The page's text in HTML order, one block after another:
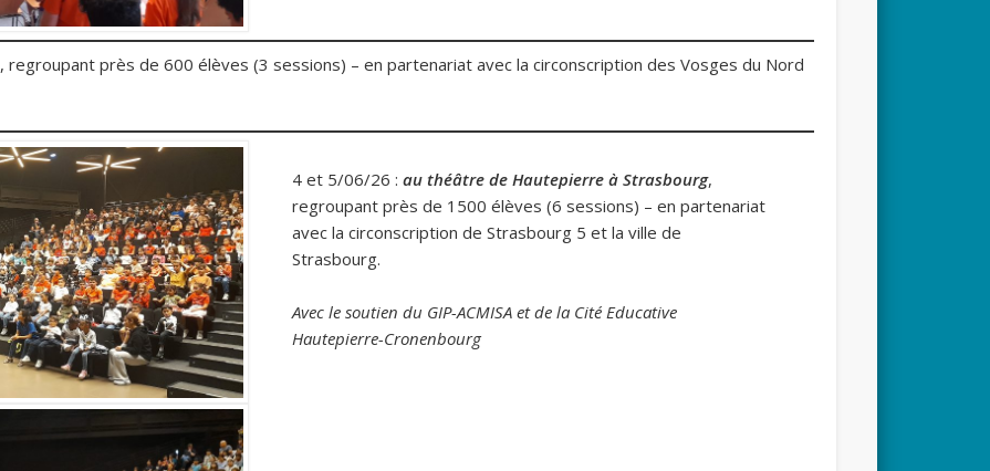
, regroupant près de 600 élèves (3 sessions) – en partenariat avec la circonscription des Vosges du Nord
4 et 5/06/26 :au théâtre de Hautepierre à Strasbourg,
regroupant près de 1500 élèves (6 sessions) – en partenariat
avec la circonscription de Strasbourg 5 et la ville de
Strasbourg.
Avec le soutien du GIP-ACMISA et de la Cité Educative
Hautepierre-Cronenbourg